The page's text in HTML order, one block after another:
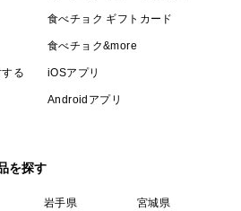
る
食べチョク ギフトカード
食べチョク&more
iOSアプリ
Androidアプリ
を探す
岩手県
宮城県